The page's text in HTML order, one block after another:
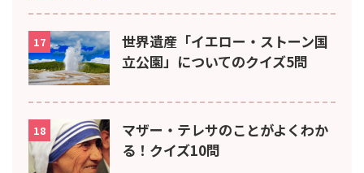
17
世界遺産「イエロー・ストーン国
立公園」についてのクイズ5問
18
マザー・テレサのことがよくわか
る！クイズ10問